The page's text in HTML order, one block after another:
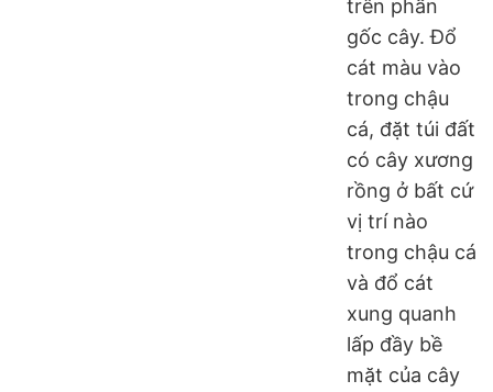
trên phần
gốc cây. Đổ
cát màu vào
trong chậu
cá, đặt túi đất
có cây xương
rồng ở bất cứ
vị trí nào
trong chậu cá
và đổ cát
xung quanh
lấp đầy bề
mặt của cây